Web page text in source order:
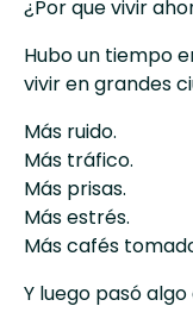
¿Por que vivir
Hubo un tiempo
vivir en grandes
Más ruido.
Más tráfico.
Más prisas.
Más estrés.
Más cafés
Y luego pasó algo